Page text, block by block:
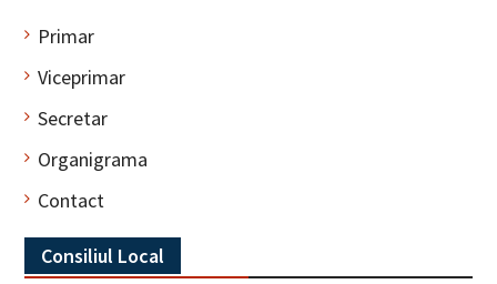
Primar
Viceprimar
Secretar
Organigrama
Contact
Consiliul Local